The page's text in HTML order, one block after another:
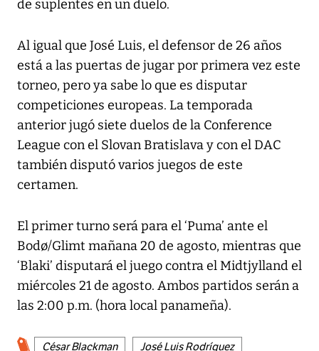
de suplentes en un duelo.
Al igual que José Luis, el defensor de 26 años
está a las puertas de jugar por primera vez este
torneo, pero ya sabe lo que es disputar
competiciones europeas. La temporada
anterior jugó siete duelos de la Conference
League con el Slovan Bratislava y con el DAC
también disputó varios juegos de este
certamen.
El primer turno será para el ‘Puma’ ante el
Bodø/Glimt mañana 20 de agosto, mientras que
‘Blaki’ disputará el juego contra el Midtjylland el
miércoles 21 de agosto. Ambos partidos serán a
las 2:00 p.m. (hora local panameña).
César Blackman
José Luis Rodríguez